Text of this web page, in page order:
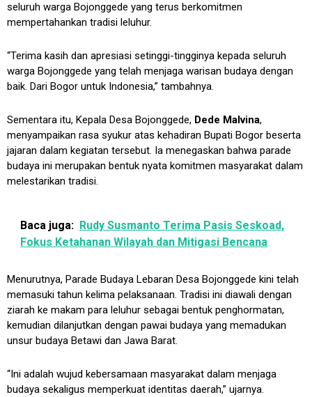
seluruh warga Bojonggede yang terus berkomitmen
mempertahankan tradisi leluhur.
“Terima kasih dan apresiasi setinggi-tingginya kepada seluruh
warga Bojonggede yang telah menjaga warisan budaya dengan
baik. Dari Bogor untuk Indonesia,” tambahnya.
Sementara itu, Kepala Desa Bojonggede, Dede Malvina,
menyampaikan rasa syukur atas kehadiran Bupati Bogor beserta
jajaran dalam kegiatan tersebut. Ia menegaskan bahwa parade
budaya ini merupakan bentuk nyata komitmen masyarakat dalam
melestarikan tradisi.
Baca juga: Rudy Susmanto Terima Pasis Seskoad,
Fokus Ketahanan Wilayah dan Mitigasi Bencana
Menurutnya, Parade Budaya Lebaran Desa Bojonggede kini telah
memasuki tahun kelima pelaksanaan. Tradisi ini diawali dengan
ziarah ke makam para leluhur sebagai bentuk penghormatan,
kemudian dilanjutkan dengan pawai budaya yang memadukan
unsur budaya Betawi dan Jawa Barat.
“Ini adalah wujud kebersamaan masyarakat dalam menjaga
budaya sekaligus memperkuat identitas daerah,” ujarnya.